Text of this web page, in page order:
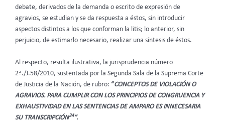
debate, derivados de la demanda o escrito de expresión de
agravios, se estudian y se da respuesta a éstos, sin introducir
aspectos distintos a los que conforman la litis; lo anterior, sin
perjuicio, de estimarlo necesario, realizar una síntesis de éstos.
Al respecto, resulta ilustrativa, la jurisprudencia número
2ª./J.58/2010, sustentada por la Segunda Sala de la Suprema Corte
de Justicia de la Nación, de rubro: “CONCEPTOS DE VIOLACIÓN O
AGRAVIOS. PARA CUMPLIR CON LOS PRINCIPIOS DE CONGRUENCIA Y
EXHAUSTIVIDAD EN LAS SENTENCIAS DE AMPARO ES INNECESARIA
SU TRANSCRIPCIÓN34”.